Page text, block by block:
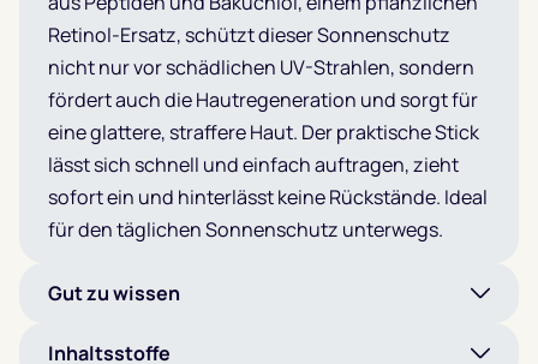
Retinol-Ersatz, schützt dieser Sonnenschutz
nicht nur vor schädlichen UV-Strahlen, sondern
fördert auch die Hautregeneration und sorgt für
eine glattere, straffere Haut. Der praktische Stick
lässt sich schnell und einfach auftragen, zieht
sofort ein und hinterlässt keine Rückstände. Ideal
für den täglichen Sonnenschutz unterwegs.
Gut zu wissen
Inhaltsstoffe